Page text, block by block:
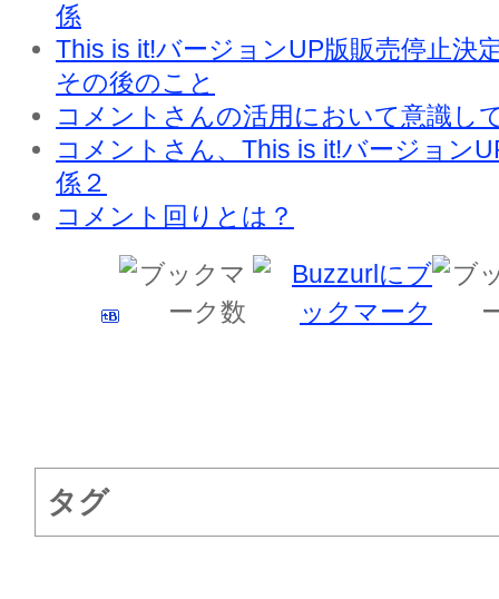
係
This is it!バージョンUP版販売停止決
その後のこと
コメントさんの活用において意識し
コメントさん、This is it!バージョン
係２
コメント回りとは？
タグ